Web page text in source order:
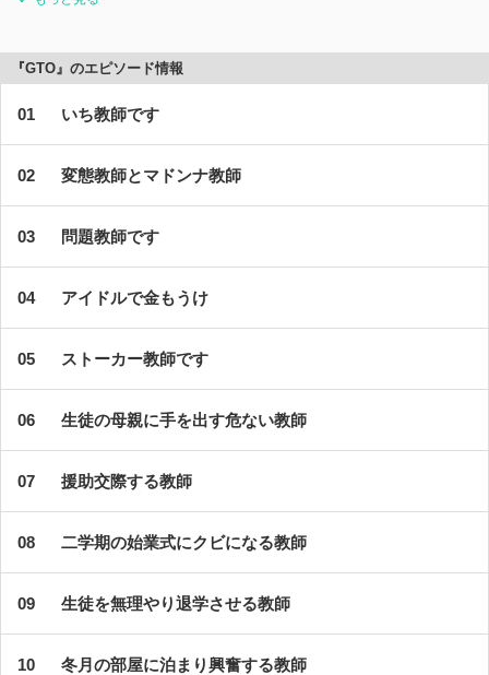
『GTO』のエピソード情報
いち教師です
変態教師とマドンナ教師
問題教師です
アイドルで金もうけ
ストーカー教師です
生徒の母親に手を出す危ない教師
援助交際する教師
二学期の始業式にクビになる教師
生徒を無理やり退学させる教師
冬月の部屋に泊まり興奮する教師